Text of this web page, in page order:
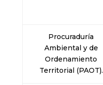
Procuraduría
Ambiental y de
Ordenamiento
Territorial (PAOT).